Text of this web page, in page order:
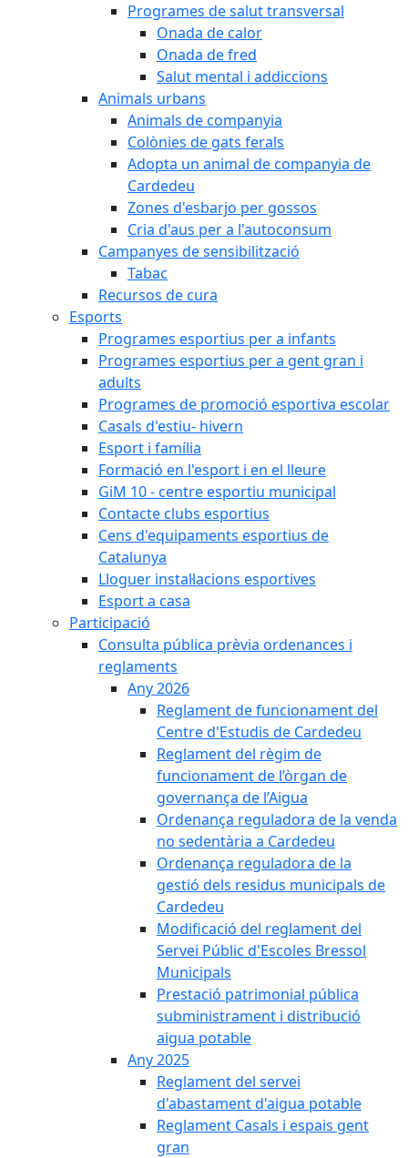
Programes de salut transversal
Onada de calor
Onada de fred
Salut mental i addiccions
Animals urbans
Animals de companyia
Colònies de gats ferals
Adopta un animal de companyia de
Cardedeu
Zones d'esbarjo per gossos
Cria d'aus per a l'autoconsum
Campanyes de sensibilització
Tabac
Recursos de cura
Esports
Programes esportius per a infants
Programes esportius per a gent gran i
adults
Programes de promoció esportiva escolar
Casals d'estiu- hivern
Esport i família
Formació en l'esport i en el lleure
GiM 10 - centre esportiu municipal
Contacte clubs esportius
Cens d'equipaments esportius de
Catalunya
Lloguer instal·lacions esportives
Esport a casa
Participació
Consulta pública prèvia ordenances i
reglaments
Any 2026
Reglament de funcionament del
Centre d'Estudis de Cardedeu
Reglament del règim de
funcionament de l’òrgan de
governança de l’Aigua
Ordenança reguladora de la venda
no sedentària a Cardedeu
Ordenança reguladora de la
gestió dels residus municipals de
Cardedeu
Modificació del reglament del
Servei Públic d'Escoles Bressol
Municipals
Prestació patrimonial pública
subministrament i distribució
aigua potable
Any 2025
Reglament del servei
d'abastament d'aigua potable
Reglament Casals i espais gent
gran